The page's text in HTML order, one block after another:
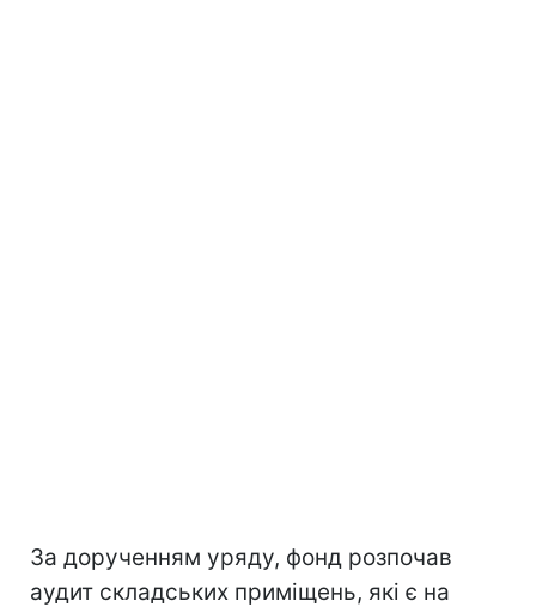
За дорученням уряду, фонд розпочав
аудит складських приміщень, які є на